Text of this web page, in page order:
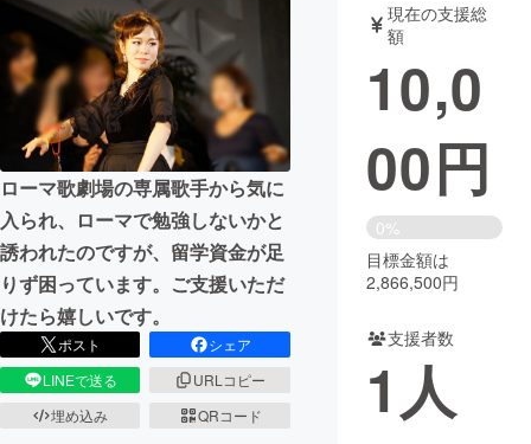
アート・写真
テクノロジー・ガジェット ゲーム・サ
映像・映画
ビジネス・起業 チャレンジ
まちづくり・地域活性化
CAMPFIRE for Social Good
CAMPFIRE Creation
CAMPFIREふるさと納税
コミュニティ
ローマ歌劇場の専属歌手から気に
入られ、ローマで勉強しないかと
誘われたのですが、留学資金が足
りず困っています。ご支援いただ
けたら嬉しいです。
ポスト
シェア
LINEで送る
URLコピー
埋め込み
QRコード
現在の支援総
額
10,0
00円
0%
目標金額は
2,866,500円
支援者数
1人